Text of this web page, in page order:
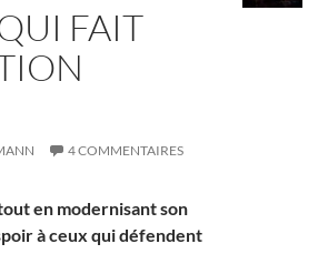
FAIT
4 COMMENTAIRES
en modernisant son
à ceux qui défendent